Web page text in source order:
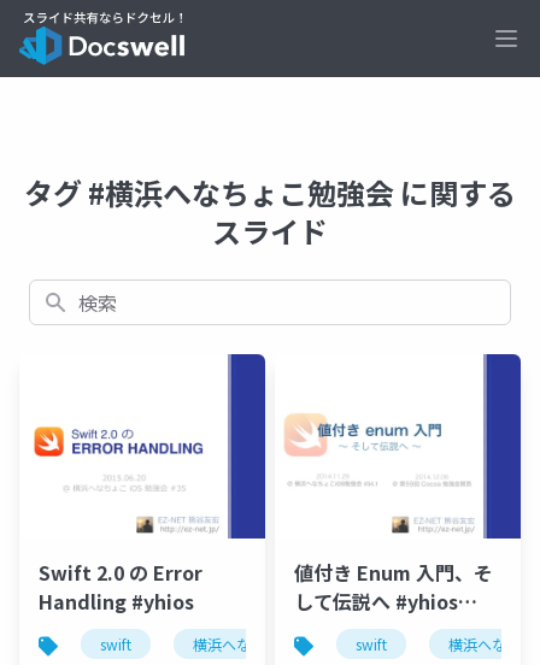
タグ #横浜へなちょこ勉強会 に関する
スライド
検索
Swift 2.0 の Error
Handling #yhios
swift 横浜へなちょこ勉強会 error handling
値付き Enum 入門、そ
して伝説へ #yhios
#cocoa kansai
swift 横浜へなちょ